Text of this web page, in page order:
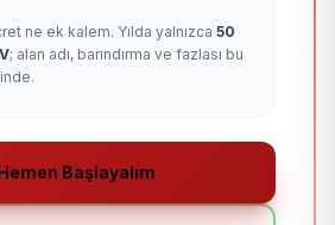
ne ek kalem. Yılda yalnızca 50
; alan adı, barındırma ve fazlası bu
Başlayalım